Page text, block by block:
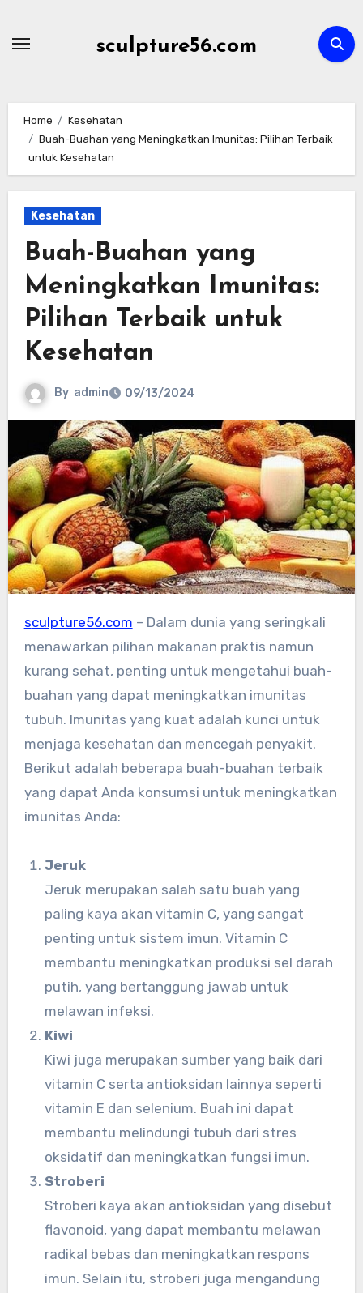
sculpture56.com
Home
Kesehatan
Buah-Buahan yang Meningkatkan Imunitas: Pilihan Terbaik
untuk Kesehatan
Kesehatan
Buah-Buahan yang
Meningkatkan Imunitas:
Pilihan Terbaik untuk
Kesehatan
By admin 09/13/2024
sculpture56.com – Dalam dunia yang seringkali
menawarkan pilihan makanan praktis namun
kurang sehat, penting untuk mengetahui buah-
buahan yang dapat meningkatkan imunitas
tubuh. Imunitas yang kuat adalah kunci untuk
menjaga kesehatan dan mencegah penyakit.
Berikut adalah beberapa buah-buahan terbaik
yang dapat Anda konsumsi untuk meningkatkan
imunitas Anda:
Jeruk
Jeruk merupakan salah satu buah yang
paling kaya akan vitamin C, yang sangat
penting untuk sistem imun. Vitamin C
membantu meningkatkan produksi sel darah
putih, yang bertanggung jawab untuk
melawan infeksi.
Kiwi
Kiwi juga merupakan sumber yang baik dari
vitamin C serta antioksidan lainnya seperti
vitamin E dan selenium. Buah ini dapat
membantu melindungi tubuh dari stres
oksidatif dan meningkatkan fungsi imun.
Stroberi
Stroberi kaya akan antioksidan yang disebut
flavonoid, yang dapat membantu melawan
radikal bebas dan meningkatkan respons
imun. Selain itu, stroberi juga mengandung